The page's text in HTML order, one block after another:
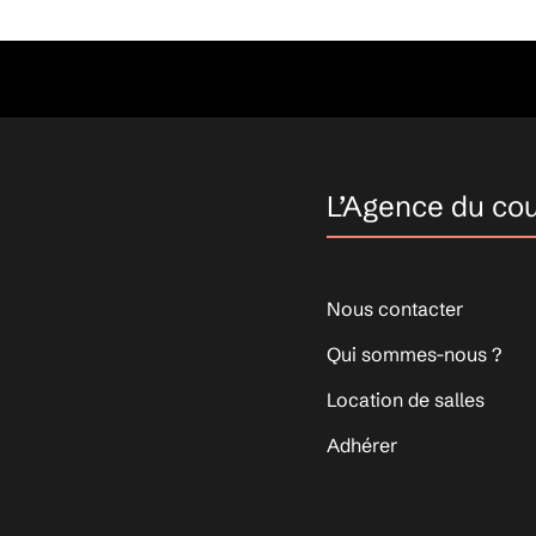
L’Agence du
Nous contacter
Qui sommes-nous ?
Location de salles
Adhérer